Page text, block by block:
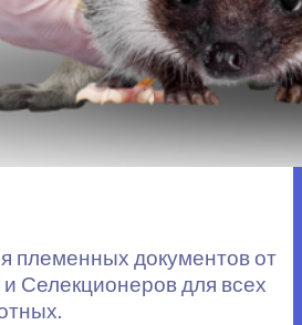
племенных документов от
Селекционеров для всех